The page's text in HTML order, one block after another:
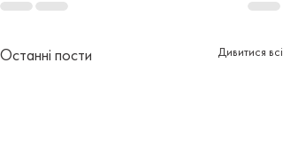
Останні пости Дивитися всі